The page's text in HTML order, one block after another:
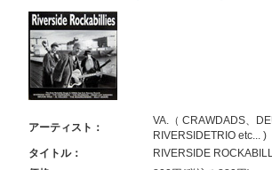
アーティスト：
VA.（ CRAWDADS、
RIVERSIDETRIO etc... )
タイトル：
RIVERSIDE